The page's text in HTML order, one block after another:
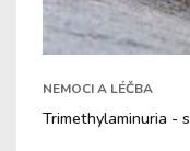
NEMOCI A LÉČBA
Trimethylaminuria -